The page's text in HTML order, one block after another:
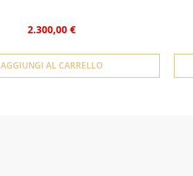
2.300,00 €
AGGIUNGI AL CARRELLO